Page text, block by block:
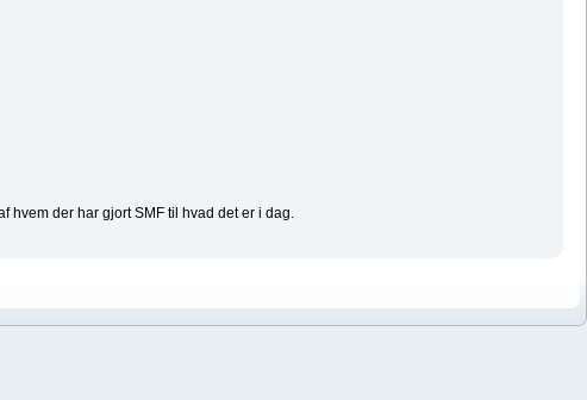
hvem der har gjort SMF til hvad det er i dag.